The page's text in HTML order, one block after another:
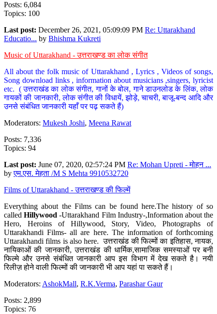
Posts: 6,084
Topics: 100
Last post: December 26, 2021, 05:09:09 PM Re: Uttarakhand
Educatio... by Bhishma Kukreti
Music of Uttarakhand - उत्तराखण्ड का लोक संगीत
All about the folk music of Uttarakhand , Lyrics , Videos of songs,
Song download links , information about musicians ,singers, lyricist
etc. ( उत्तराखंड का लोक संगीत, गानों के बोल, गाने डाउनलोड के लिंक, लोक
गायकों की जानकारी, लोक संगीत की विधायें, झोड़े, चाचरी, बाजू-बन्द आदि और
उनसे संबंधित जानकारी यहाँ पर पढ़ सकते हैं)
Moderators: Mukesh Joshi, Meena Rawat
Posts: 7,336
Topics: 94
Last post: June 07, 2020, 02:57:24 PM Re: Mohan Upreti - मोहन ...
byएम.एस. मेहता /M S Mehta 9910532720
Films of Uttarakhand - उत्तराखण्ड की फिल्में
Everything about the Films can be found here.The history of so
calledHillywood-Uttarakhand Film Industry-,Information about the
Hero, Heroins of Hillywood, Story, Video, Photographs of
Uttarakhandi Films- all are here. The information of forthcoming
Uttarakhandi films is also here. उत्तराखंड की फिल्मों का इतिहास, नायक,
नायिकाओं की जानकारी, उत्तराखंड की धार्मिक,सामाजिक समस्याओं पर बनी
फिल्मे और उनसे संबंधित जानकारी आप इस विभाग में देख सकते है। नयी
रिलीज़ होने वाली फिल्मों की जानकारी भी आप यहां पा सकते हैं।
Moderators: AshokMall, R.K.Verma, Parashar Gaur
Posts: 2,899
Topics: 76